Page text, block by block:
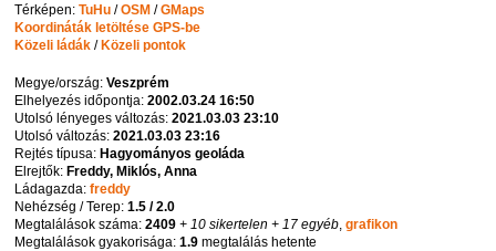
Térképen:TuHu /OSM /GMaps
Koordináták letöltése GPS-be
Közeli ládák /Közeli pontok
Megye/ország:Veszprém
Elhelyezés időpontja:2002.03.24 16:50
Utolsó lényeges változás:2021.03.03 23:10
Utolsó változás:2021.03.03 23:16
Rejtés típusa:Hagyományos geoláda
Elrejtők:Freddy, Miklós, Anna
Ládagazda:freddy
Nehézség / Terep:1.5 / 2.0
Megtalálások száma:2409 + 10 sikertelen + 17 egyéb ,grafikon
Megtalálások gyakorisága:1.9 megtalálás hetente